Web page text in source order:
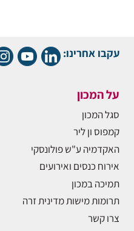
עקבו אחרינו:
על המכון
סגל המכון
קמפוס ון ליר
האקדמיה ע"ש פולונסקי
אירוח כנסים ואירועים
תמיכה במכון
תרומות מישות מדינית זרה
צרו קשר